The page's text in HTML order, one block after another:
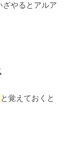
ざやるとアルア
と覚えておくと